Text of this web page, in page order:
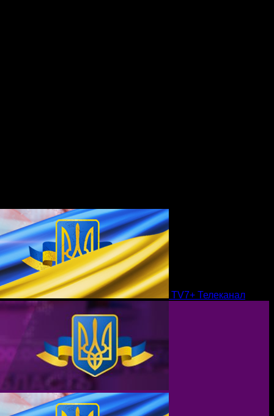
TV7+ Телеканал